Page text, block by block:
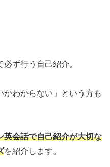
ず行う自己紹介。
わからない」という方も
英会話で自己紹介が大切な
を紹介します。